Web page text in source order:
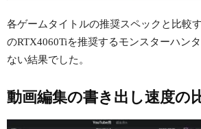
各ゲームタイトルの推奨スペックと比較
のRTX4060Tiを推奨するモンスターハン
ない結果でした。
動画編集の書き出し速度の